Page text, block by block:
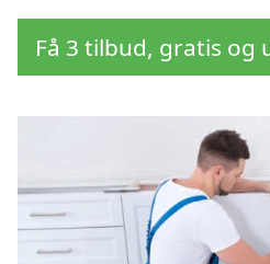
Få 3 tilbud, gratis og